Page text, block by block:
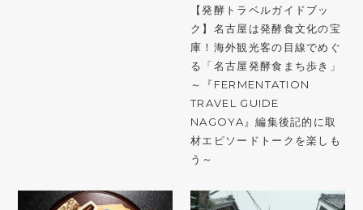
【発酵トラベルガイドブッ
ク】名古屋は発酵食文化の宝
庫！海外観光客の目線でめぐ
る「名古屋発酵食まち歩き」
～『FERMENTATION
TRAVEL GUIDE
NAGOYA』編集後記的に取
材エピソードトークを楽しも
う～